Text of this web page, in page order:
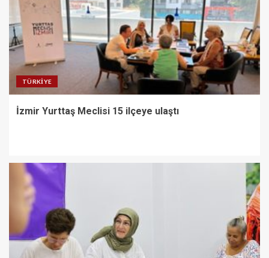
TÜRKIYE
İzmir Yurttaş Meclisi 15 ilçeye ulaştı